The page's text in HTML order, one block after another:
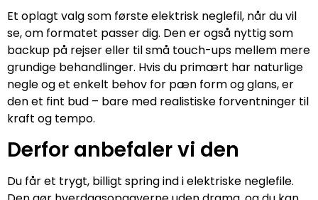
Et oplagt valg som første elektrisk neglefil, når du vil
se, om formatet passer dig. Den er også nyttig som
backup på rejser eller til små touch-ups mellem mere
grundige behandlinger. Hvis du primært har naturlige
negle og et enkelt behov for pæn form og glans, er
den et fint bud – bare med realistiske forventninger til
kraft og tempo.
Derfor anbefaler vi den
Du får et trygt, billigt spring ind i elektriske neglefile.